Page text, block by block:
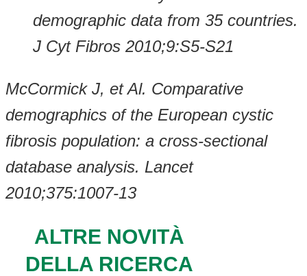
demographic data from 35 countries.
J Cyt Fibros 2010;9:S5-S21
McCormick J, et Al. Comparative
demographics of the European cystic
fibrosis population: a cross-sectional
database analysis. Lancet
2010;375:1007-13
ALTRE NOVITÀ
DELLA RICERCA